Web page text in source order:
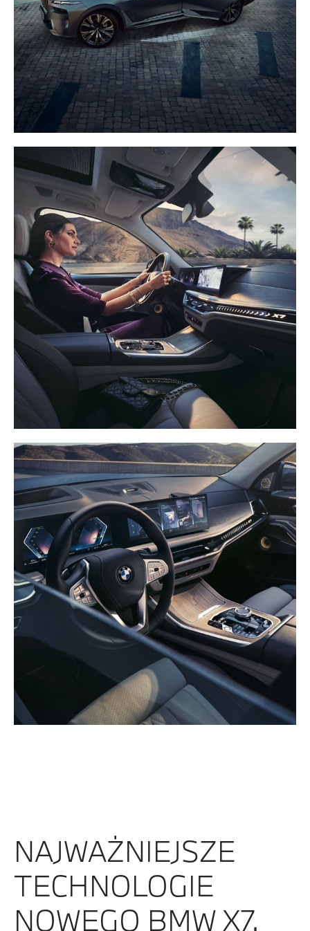
NAJWAŻNIEJSZE
TECHNOLOGIE
NOWEGO BMW X7.